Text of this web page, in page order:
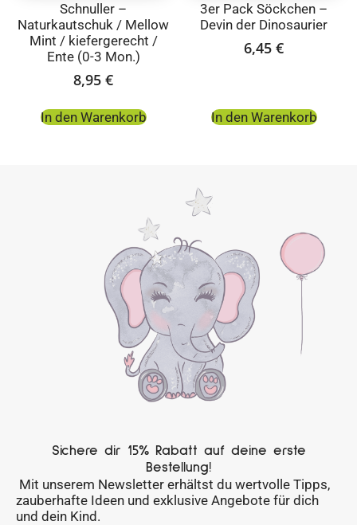
Schnuller –
Naturkautschuk / Mellow
Mint / kiefergerecht /
Ente (0-3 Mon.)
8,95 €
In den Warenkorb
3er Pack Söckchen –
Devin der Dinosaurier
6,45 €
In den Warenkorb
Sichere dir 15% Rabatt auf deine erste
Bestellung!
Mit unserem Newsletter erhältst du wertvolle Tipps,
zauberhafte Ideen und exklusive Angebote für dich
und dein Kind.